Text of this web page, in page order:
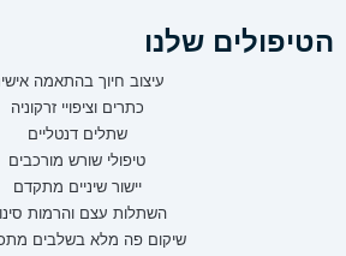
הטיפולים שלנו
עיצוב חיוך בהתאמה
כתרים וציפויי זרקוניה
שתלים דנטליים
טיפולי שורש מורכבים
יישור שיניים מתקדם
השתלות עצם והרמות
שיקום פה מלא בשלבים